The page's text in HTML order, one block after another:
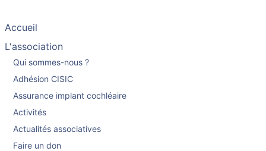
Accueil
L'association
Qui sommes-nous ?
Adhésion CISIC
Assurance implant cochléaire
Activités
Actualités associatives
Faire un don